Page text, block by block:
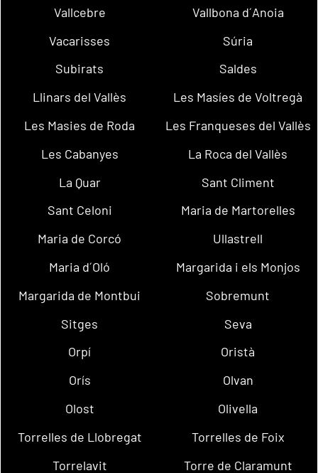
Vallcebre
Vallbona d´Anoia
Vacarisses
Súria
Subirats
Saldes
Llinars del Vallès
Les Masíes de Voltregà
Les Masies de Roda
Les Franqueses del Vallès
Les Cabanyes
La Roca del Vallès
La Quar
Sant Climent
Sant Celoni
Maria de Martorelles
Maria de Corcó
Ullastrell
Maria d´Oló
Margarida i els Monjos
Margarida de Montbui
Sobremunt
Sitges
Seva
Orpí
Oristà
Orís
Olvan
Olost
Olivella
Torrelles de Llobregat
Torrelles de Foix
Torrelavit
Torre de Claramunt